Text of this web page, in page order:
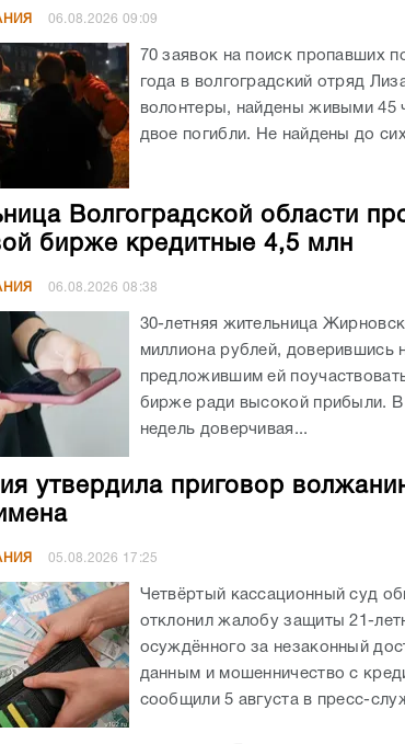
06.08.202609:09
70 заявок на поиск пропавших
года в волгоградский отряд
волонтеры, найдены живыми 45
двое погибли. Не найдены до
Волгоградской области
бирже кредитные 4,5 млн
06.08.202608:38
30-летняя жительница
миллиона рублей, доверившись
предложившим ей
бирже ради высокой прибыли. В
недель доверчивая...
утвердила приговор
05.08.2026 17:25
Четвёртый кассационный суд
отклонил жалобу защиты 21-
осуждённого за незаконный
данным и мошенничество с
сообщили 5 августа в пресс-